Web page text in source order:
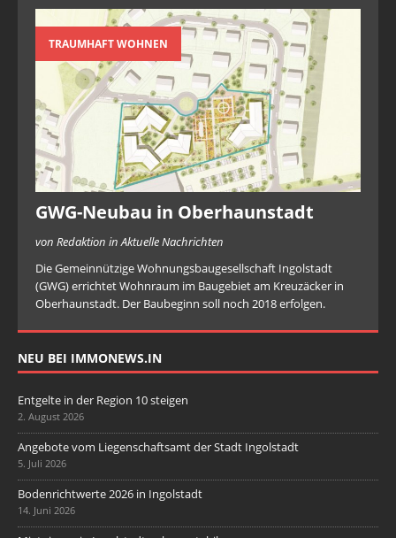
TRAUMHAFT WOHNEN
GWG-Neubau in Oberhaunstadt
von Redaktion in Aktuelle Nachrichten
Die Gemeinnützige Wohnungsbaugesellschaft Ingolstadt
(GWG) errichtet Wohnraum im Baugebiet am Kreuzäcker in
Oberhaunstadt. Der Baubeginn soll noch 2018 erfolgen.
NEU BEI IMMONEWS.IN
Entgelte in der Region 10 steigen
2. August 2026
Angebote vom Liegenschaftsamt der Stadt Ingolstadt
5. Juli 2026
Bodenrichtwerte 2026 in Ingolstadt
14. Juni 2026